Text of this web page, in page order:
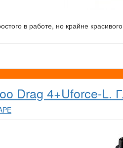
в работе, но крайне
Drag 4+Uforce-L.